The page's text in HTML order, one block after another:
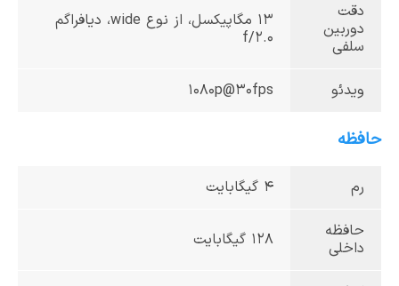
دقت
دوربین
سلفی
13 مگا‌پیکسل، از نوع wide، دیافراگم
f/2.0
ویدئو 1080p@30fps
حافظه
رم 4 گیگا‌بایت
حافظه
داخلی
128 گیگا‌بایت